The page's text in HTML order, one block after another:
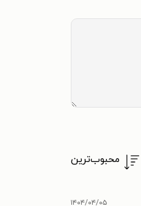
محبوب‌ترین
۱۴۰۴/۰۴/۰۵